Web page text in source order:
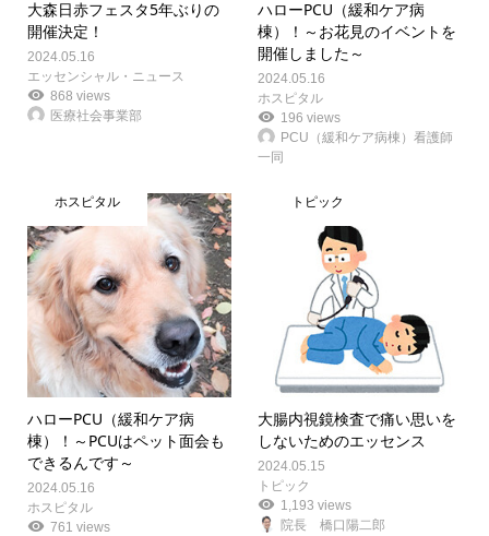
大森日赤フェスタ5年ぶりの
開催決定！
2024.05.16
エッセンシャル・ニュース
868 views
医療社会事業部
ハローPCU（緩和ケア病
棟）！～お花見のイベントを
開催しました～
2024.05.16
ホスピタル
196 views
PCU（緩和ケア病棟）看護師
一同
ホスピタル
ハローPCU（緩和ケア病
棟）！～PCUはペット面会も
できるんです～
2024.05.16
ホスピタル
761 views
トピック
大腸内視鏡検査で痛い思いを
しないためのエッセンス
2024.05.15
トピック
1,193 views
院長 橋口陽二郎